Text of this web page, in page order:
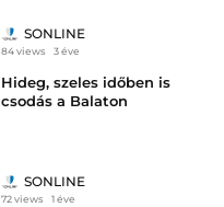
SONLINE
84 views 3 éve
Hideg, szeles időben is
csodás a Balaton
SONLINE
72 views 1 éve